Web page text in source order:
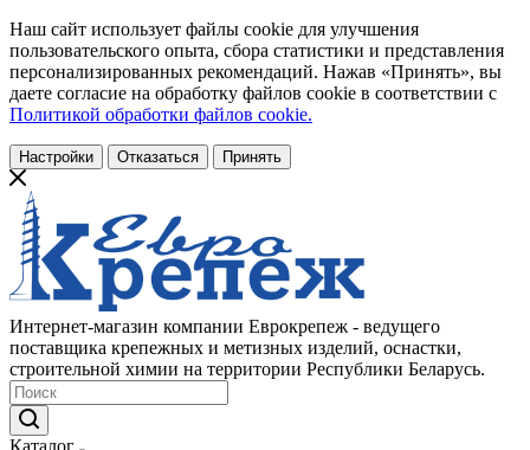
Наш сайт использует файлы cookie для улучшения
пользовательского опыта, сбора статистики и представления
персонализированных рекомендаций. Нажав «Принять», вы
даете согласие на обработку файлов cookie в соответствии с
Политикой обработки файлов cookie.
Настройки Отказаться Принять
Интернет-магазин компании Еврокрепеж - ведущего
поставщика крепежных и метизных изделий, оснастки,
строительной химии на территории Республики Беларусь.
Каталог